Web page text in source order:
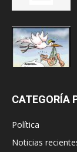
CATEGORÍA
Política
Noticias